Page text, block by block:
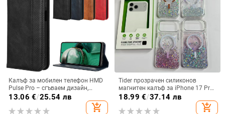
Калъф за мобилен телефон HMD
Pulse Pro – сгъваем дизайн,
магнитно задържане, джоб за
карти, TPU кожа, удароустойчив
13.06 €/25.54 лв
add_shopping_cart
Tider прозрачен силиконов
магнитен калъф за iPhone 17 Pro
Max, защита срещу падане,
18.99 €/37.14 лв
add_shopping_cart